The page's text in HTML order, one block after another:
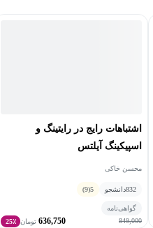
اشتباهات رایج در رایتینگ و
اسپیکینگ آیلتس
محسن خاکی
832دانشجو 5
(9)
گواهی‌نامه
849,000
636,750 تومان 25٪